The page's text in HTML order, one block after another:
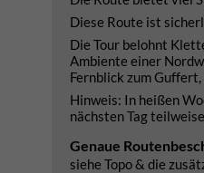
Diese Route ist
Die Tour belohnt
Ambiente einer
Fernblick zum
Hinweis: In heißen
nächsten Tag
Genaue
siehe Topo & die